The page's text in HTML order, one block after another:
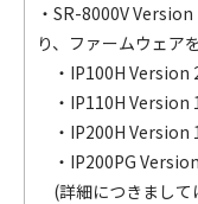
・SR-8000V
り、ファームウェア
・IP100H Version
・IP110H Version
・IP200H Version
・IP200PG
(詳細につきまして